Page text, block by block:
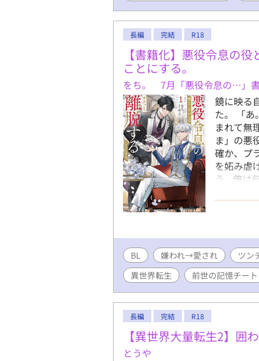
長編 完結 R18
【書籍化】悪役令息の
ことにする。
をち。 7月「悪役令息の…」
鏡に映る
た。 「あ
まれて無
ま」の悪
確か、プ
を妬み虐
う。俺は
妬んで
だ。 いか
の下の
しまう
燻らせて
上がった
「首席だ
た」と言
た。 成
権力を
れている
ている
BL 嫌われ→愛され ツン
異世界転生
前世の記憶チート
長編 完結 R18
【異世界大量転生2】囲
とうや